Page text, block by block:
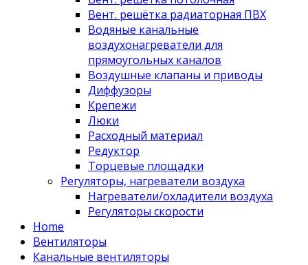
Вент. решётка радиаторная ПВХ
Водяные канальные
воздухонагреватели для
прямоугольных каналов
Воздушные клапаны и приводы
Диффузоры
Крепежи
Люки
Расходный материал
Редуктор
Торцевые площадки
Регуляторы, нагреватели воздуха
Нагреватели/охладители воздуха
Регуляторы скорости
Home
Вентиляторы
Канальные вентиляторы